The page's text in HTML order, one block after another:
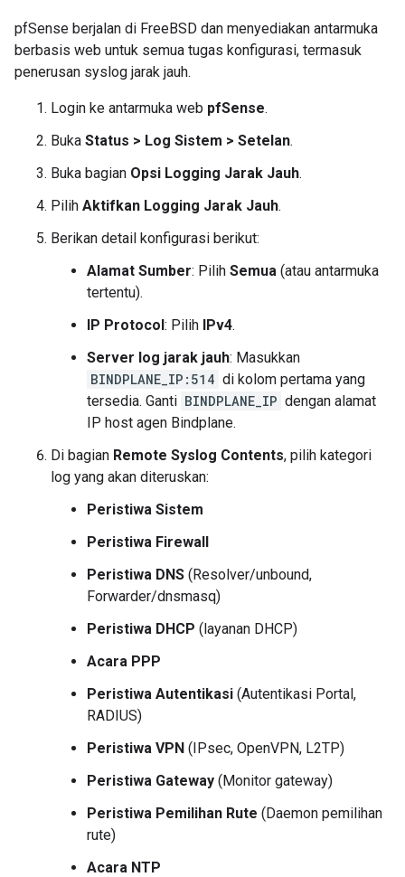
pfSense berjalan di FreeBSD dan menyediakan antarmuka
berbasis web untuk semua tugas konfigurasi, termasuk
penerusan syslog jarak jauh.
Login ke antarmuka web pfSense.
Buka Status > Log Sistem > Setelan.
Buka bagian Opsi Logging Jarak Jauh.
Pilih Aktifkan Logging Jarak Jauh.
Berikan detail konfigurasi berikut:
Alamat Sumber: Pilih Semua (atau antarmuka
tertentu).
IP Protocol: Pilih IPv4.
Server log jarak jauh: Masukkan
BINDPLANE_IP:514 di kolom pertama yang
tersedia. Ganti BINDPLANE_IP dengan alamat
IP host agen Bindplane.
Di bagian Remote Syslog Contents, pilih kategori
log yang akan diteruskan:
Peristiwa Sistem
Peristiwa Firewall
Peristiwa DNS (Resolver/unbound,
Forwarder/dnsmasq)
Peristiwa DHCP (layanan DHCP)
Acara PPP
Peristiwa Autentikasi (Autentikasi Portal,
RADIUS)
Peristiwa VPN (IPsec, OpenVPN, L2TP)
Peristiwa Gateway (Monitor gateway)
Peristiwa Pemilihan Rute (Daemon pemilihan
rute)
Acara NTP